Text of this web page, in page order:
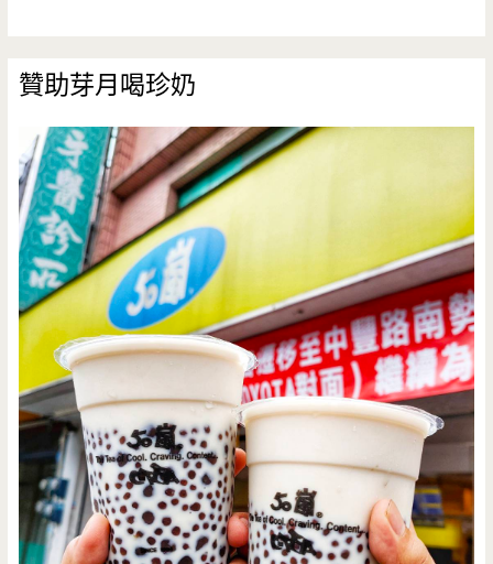
車
簡
單
賣，
老
饕
都
跑
來
贊助芽月喝珍奶